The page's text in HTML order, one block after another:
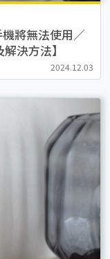
將無法使用／
決方法】
2024.12.03